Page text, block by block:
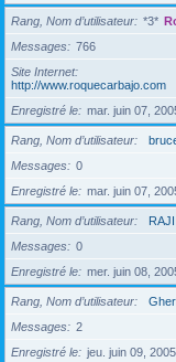
Rang, Nom d’utilisateur *3*
Messages
766
Site Internet
http://www.roquecarbajo.com
Enregistré le
mar. juin 07,
Rang, Nom d’utilisateur
Messages
0
Enregistré le
mar. juin 07,
Rang, Nom d’utilisateur
RAJI
Messages
0
Enregistré le
mer. juin 08,
Rang, Nom d’utilisateur
Messages
2
Enregistré le
jeu. juin 09,